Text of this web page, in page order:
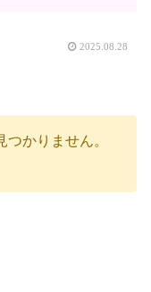
2025.08.28
かりません。